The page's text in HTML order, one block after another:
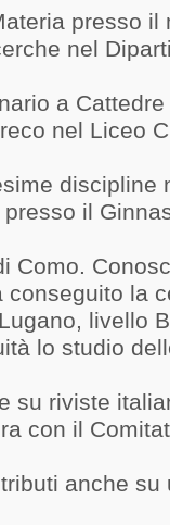
presso il
nel
a Cattedre
nel Liceo
discipline
il
Como.
la
livello
lo studio
su riviste
con il
anche su